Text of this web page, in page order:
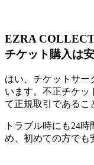
EZRA
チケット購入は
はい、チケットサー
います。不正チケッ
て正規取引であるこ
トラブル時にも24
め、初めての方でも